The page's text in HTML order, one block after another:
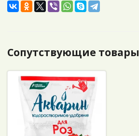
Сопутствующие товары